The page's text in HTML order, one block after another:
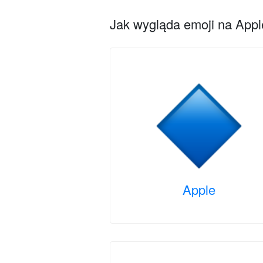
Jak wygląda emoji na
Apple